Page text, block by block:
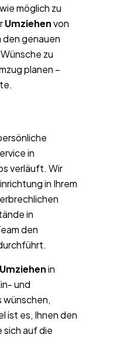
möglich zu
Umziehenvon
den genauen
zu
planen –
in
verläuft. Wir
in Ihrem
in
den
Umziehenin
und
wünschen,
ist es, Ihnen den
sich auf die